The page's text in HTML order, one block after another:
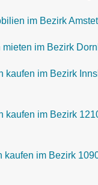
im Bezirk
im Bezirk
kaufen im Bezirk
kaufen im Bezirk
kaufen im Bezirk